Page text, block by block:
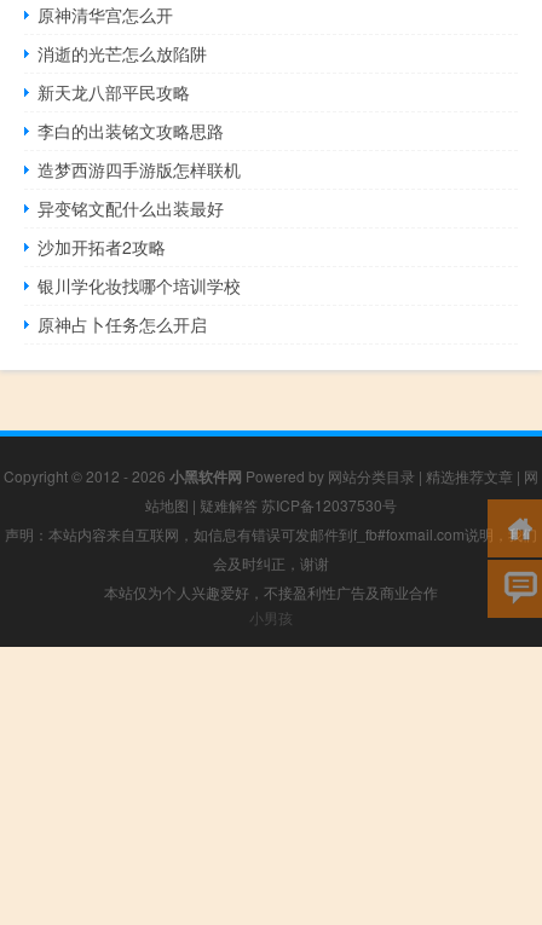
原神清华宫怎么开
消逝的光芒怎么放陷阱
新天龙八部平民攻略
李白的出装铭文攻略思路
造梦西游四手游版怎样联机
异变铭文配什么出装最好
沙加开拓者2攻略
银川学化妆找哪个培训学校
原神占卜任务怎么开启
Copyright © 2012 - 2026 小黑软件网 Powered by 网站分类目录 | 精选推荐文章 | 网
站地图 | 疑难解答 苏ICP备12037530号
声明：本站内容来自互联网，如信息有错误可发邮件到f_fb#foxmail.com说明，我们
会及时纠正，谢谢
本站仅为个人兴趣爱好，不接盈利性广告及商业合作
小男孩